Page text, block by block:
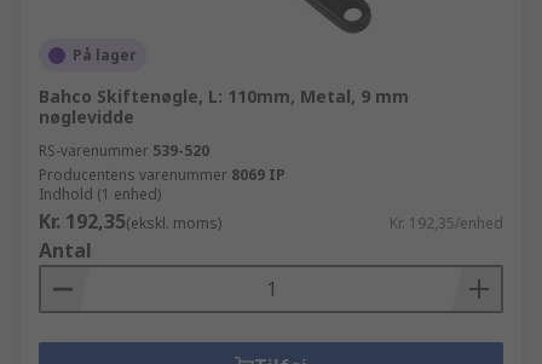
På lager
Bahco Skiftenøgle, L: 110mm, Metal, 9 mm
nøglevidde
RS-varenummer 539-520
Producentens varenummer 8069 IP
Indhold (1 enhed)
Kr. 192,35(ekskl. moms) Kr. 192,35/enhed
Antal